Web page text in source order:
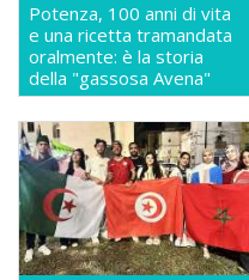
Potenza, 100 anni di vita
e una ricetta tramandata
oralmente: è la storia
della "gassosa Avena"